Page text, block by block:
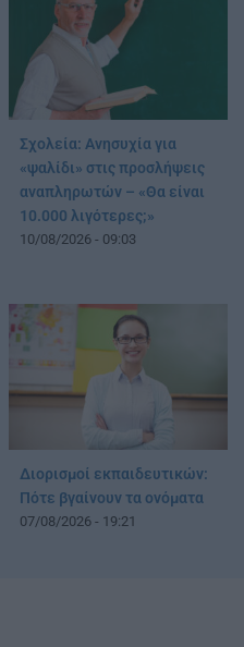
Σχολεία: Ανησυχία για
«ψαλίδι» στις προσλήψεις
αναπληρωτών – «Θα είναι
10.000 λιγότερες;»
10/08/2026 - 09:03
Διορισμοί εκπαιδευτικών:
Πότε βγαίνουν τα ονόματα
07/08/2026 - 19:21